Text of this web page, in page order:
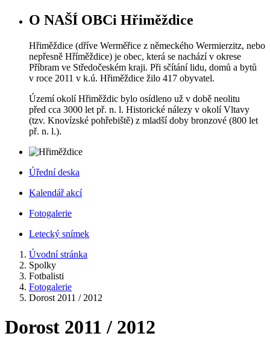
O NAŠÍ OBCi Hřiměždice
Hřiměždice (dříve Werměřice z německého Wermierzitz, nebo
nepřesně Hříměždice) je obec, která se nachází v okrese
Příbram ve Středočeském kraji. Při sčítání lidu, domů a bytů
v roce 2011 v k.ú. Hřiměždice žilo 417 obyvatel.
Území okolí Hřiměždic bylo osídleno už v době neolitu
před cca 3000 let př. n. l. Historické nálezy v okolí Vltavy
(tzv. Knovízské pohřebiště) z mladší doby bronzové (800 let
př. n. l.).
Úřední deska
Kalendář akcí
Fotogalerie
Letecký snímek
Úvodní stránka
Spolky
Fotbalisti
Fotogalerie
Dorost 2011 / 2012
Dorost 2011 / 2012